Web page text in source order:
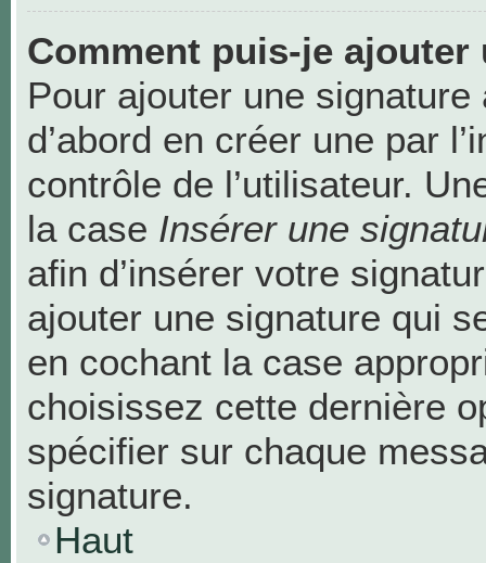
Comment puis-je ajouter
Pour ajouter une
d’abord en créer une par
contrôle de l’utilisateur.
la case Insérer une
afin d’insérer votre
ajouter une signature qui
en cochant la case
choisissez cette dernière
spécifier sur chaque
signature.
Haut